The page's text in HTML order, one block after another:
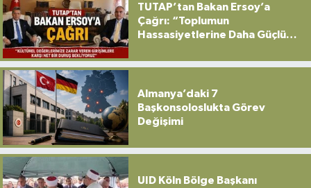
TUTAP’tan Bakan Ersoy’a
Çağrı: “Toplumun
Hassasiyetlerine Daha Güçlü
Almanya’daki 7
Başkonsoloslukta Görev
Değişimi
UID Köln Bölge Başkanı